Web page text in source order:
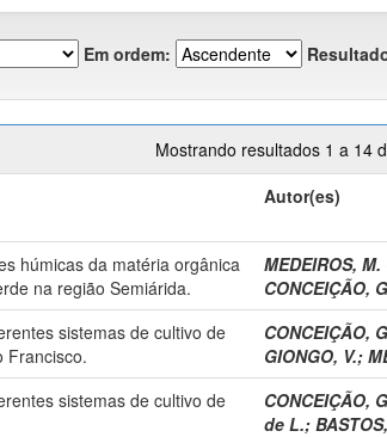
Em ordem:
Mostrando resultados 1 a 14
Autor(es)
húmicas da matéria orgânica
na região Semiárida.
MEDEIROS,
CONCEIÇÃO,
sistemas de cultivo de
Francisco.
CONCEIÇÃO,
GIONGO, V.;
sistemas de cultivo de
CONCEIÇÃO,
de L.;